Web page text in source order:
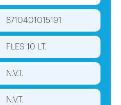
8710401015191
FLES 10 LT.
N.V.T.
N.V.T.